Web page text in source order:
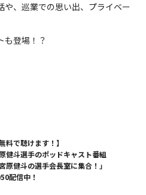
や、巡業での思い出、プライベー
も登場！？
無料で聴けます！】
健斗選手のポッドキャスト番組
宮原健斗の選手会長室に集合！」
配信中！